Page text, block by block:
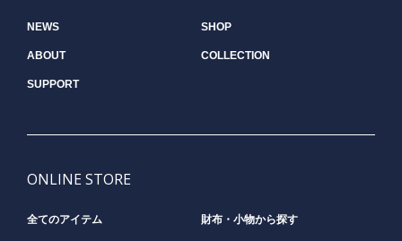
NEWS SHOP
ABOUT COLLECTION
SUPPORT
ONLINE STORE
全てのアイテム 財布・小物から探す